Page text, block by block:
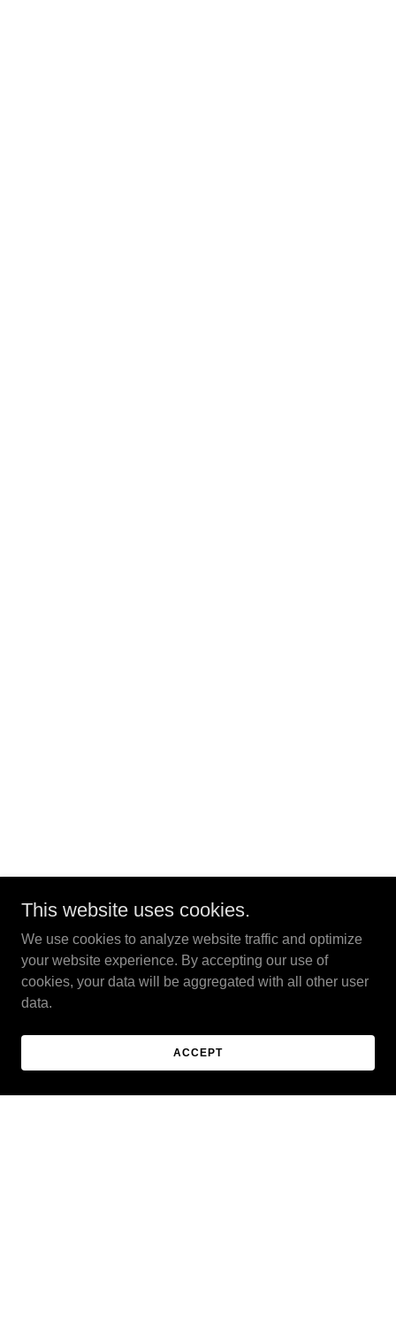
This website uses cookies.
We use cookies to analyze website traffic and optimize
your website experience. By accepting our use of
cookies, your data will be aggregated with all other user
data.
ACCEPT